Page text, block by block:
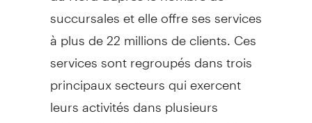
succursales et elle offre ses services
à plus de 22 millions de clients. Ces
services sont regroupés dans trois
principaux secteurs qui exercent
leurs activités dans plusieurs